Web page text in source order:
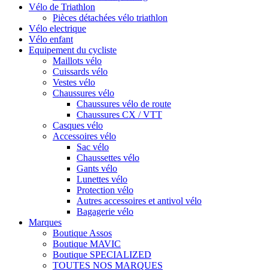
Vélo de Triathlon
Pièces détachées vélo triathlon
Vélo electrique
Vélo enfant
Equipement du cycliste
Maillots vélo
Cuissards vélo
Vestes vélo
Chaussures vélo
Chaussures vélo de route
Chaussures CX / VTT
Casques vélo
Accessoires vélo
Sac vélo
Chaussettes vélo
Gants vélo
Lunettes vélo
Protection vélo
Autres accessoires et antivol vélo
Bagagerie vélo
Marques
Boutique Assos
Boutique MAVIC
Boutique SPECIALIZED
TOUTES NOS MARQUES